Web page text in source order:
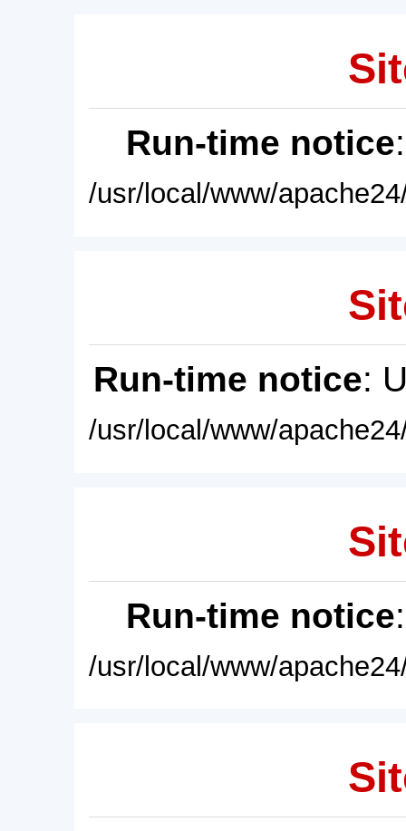
Run-time notice
/usr/local/www/
Run-time notice:
/usr/local/www/
Run-time notice
/usr/local/www/